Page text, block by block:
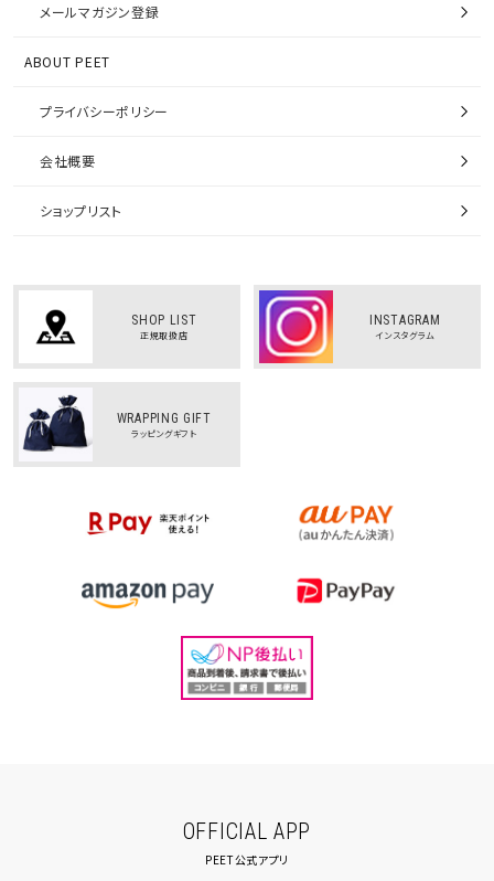
メールマガジン登録
ABOUT PEET
プライバシーポリシー
会社概要
ショップリスト
SHOP LIST
正規取扱店
INSTAGRAM
インスタグラム
WRAPPING GIFT
ラッピングギフト
OFFICIAL APP
PEET公式アプリ